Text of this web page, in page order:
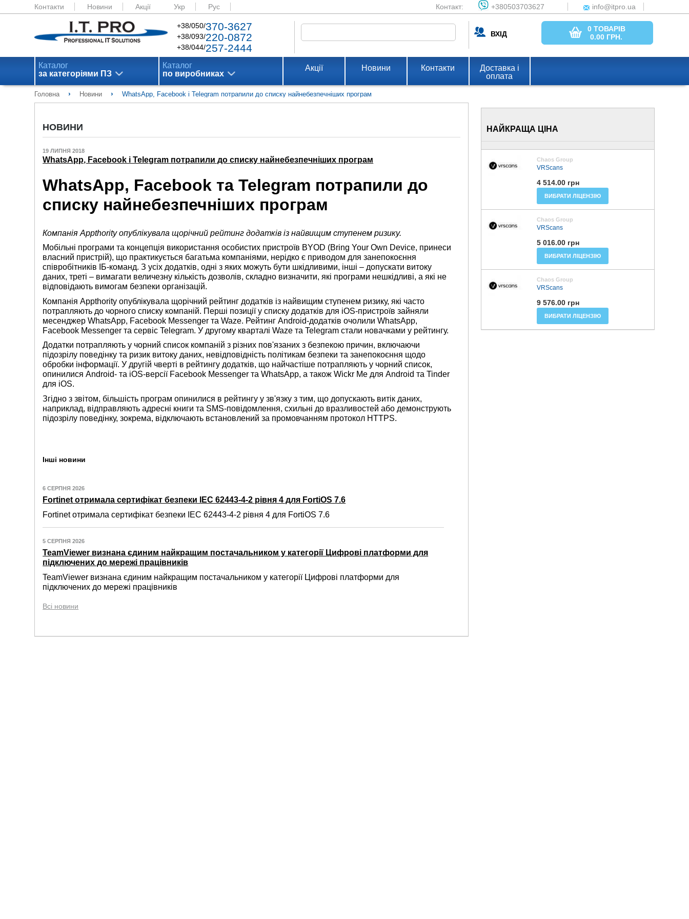
Контакти Новини Акції Укр Рус Контакт: +380503703627 info@itpro.ua
+38/050/370-3627
+38/093/220-0872
+38/044/257-2444
ВХІД
0 ТОВАРІВ
0.00 ГРН.
Каталог
за категоріями ПЗ
Каталог
по виробниках
Акції Новини Контакти
Доставка і
оплата
Головна › Новини › WhatsApp, Facebook і Telegram потрапили до списку найнебезпечніших програм
НОВИНИ
19 ЛИПНЯ 2018
WhatsApp, Facebook і Telegram потрапили до списку найнебезпечніших програм
WhatsApp, Facebook та Telegram потрапили до
списку найнебезпечніших програм
Компанія Appthority опублікувала щорічний рейтинг додатків із найвищим ступенем ризику.
Мобільні програми та концепція використання особистих пристроїв BYOD (Bring Your Own Device, принеси
власний пристрій), що практикується багатьма компаніями, нерідко є приводом для занепокоєння
співробітників ІБ-команд. З усіх додатків, одні з яких можуть бути шкідливими, інші – допускати витоку
даних, треті – вимагати величезну кількість дозволів, складно визначити, які програми нешкідливі, а які не
відповідають вимогам безпеки організацій.
Компанія Appthority опублікувала щорічний рейтинг додатків із найвищим ступенем ризику, які часто
потрапляють до чорного списку компаній. Перші позиції у списку додатків для iOS-пристроїв зайняли
месенджер WhatsApp, Facebook Messenger та Waze. Рейтинг Android-додатків очолили WhatsApp,
Facebook Messenger та сервіс Telegram. У другому кварталі Waze та Telegram стали новачками у рейтингу.
Додатки потрапляють у чорний список компаній з різних пов'язаних з безпекою причин, включаючи
підозрілу поведінку та ризик витоку даних, невідповідність політикам безпеки та занепокоєння щодо
обробки інформації. У другій чверті в рейтингу додатків, що найчастіше потрапляють у чорний список,
опинилися Android- та iOS-версії Facebook Messenger та WhatsApp, а також Wickr Me для Android та Tinder
для iOS.
Згідно з звітом, більшість програм опинилися в рейтингу у зв'язку з тим, що допускають витік даних,
наприклад, відправляють адресні книги та SMS-повідомлення, схильні до вразливостей або демонструють
підозрілу поведінку, зокрема, відключають встановлений за промовчанням протокол HTTPS.
Інші новини
6 СЕРПНЯ 2026
Fortinet отримала сертифікат безпеки IEC 62443-4-2 рівня 4 для FortiOS 7.6
Fortinet отримала сертифікат безпеки IEC 62443-4-2 рівня 4 для FortiOS 7.6
5 СЕРПНЯ 2026
TeamViewer визнана єдиним найкращим постачальником у категорії Цифрові платформи для
підключених до мережі працівників
TeamViewer визнана єдиним найкращим постачальником у категорії Цифрові платформи для
підключених до мережі працівників
Всі новини
НАЙКРАЩА ЦІНА
Chaos Group
VRScans
4 514.00 грн
ВИБРАТИ ЛІЦЕНЗІЮ
Chaos Group
VRScans
5 016.00 грн
ВИБРАТИ ЛІЦЕНЗІЮ
Chaos Group
VRScans
9 576.00 грн
ВИБРАТИ ЛІЦЕНЗІЮ